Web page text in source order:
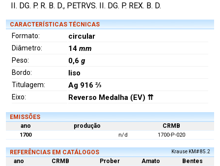
II. DG. P. R. B. D., PETRVS. II. DG. P. REX. B. D.
CARACTERÍSTICAS TÉCNICAS
Formato: circular
Diâmetro: 14 mm
Peso: 0,6 g
Bordo: liso
Titulagem: Ag 916 ⅔
Eixo: Reverso Medalha (EV) ⇈
EMISSÕES
ano
produção CRMB
1700 n/d 1700-P-020
REFERÊNCIAS EM CATÁLOGOS Krause KM# 85.2
ano CRMB Prober Amato Bentes